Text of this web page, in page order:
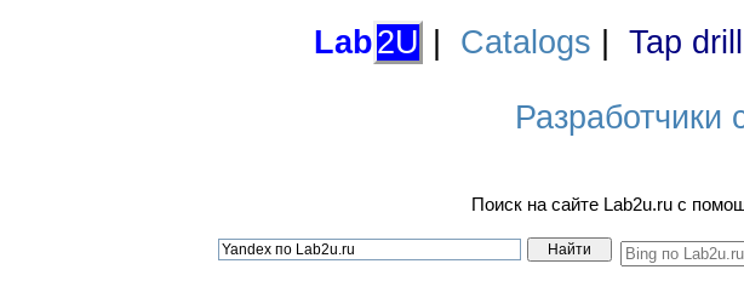
Lab2U Catalogs Tap
Разработчики
Поиск на сайте Lab2u.ru с